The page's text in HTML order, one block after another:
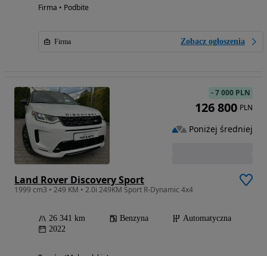
Firma • Podbite
Firma Zobacz ogłoszenia
Land Rover Discovery Sport
1999 cm3 • 249 KM • 2.0i 249KM Sport R-Dynamic 4x4
26 341 km Benzyna
Automatyczna
2022
-7 000 PLN
126 800 PLN
Poniżej średniej